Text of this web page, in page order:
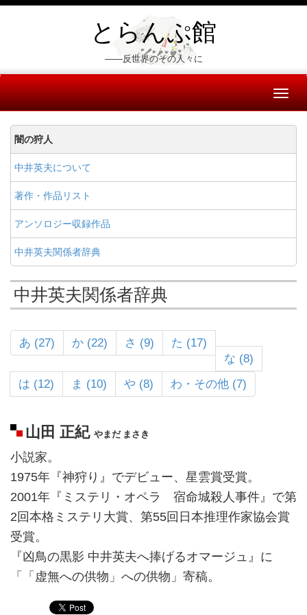
とらんぷ館
――反世界のその人々に
闇の狩人
中井英夫について
著作・作品リスト
アンソロジー収録作品
中井英夫関係者辞典
中井英夫関係者辞典
あ (27) か (22) さ (9)
た (17)
な (8)
は (12)
ま (10) や (8) わ・その他 (7)
山田 正紀やまだ まさき
小説家。
1975年『神狩り』でデビュー、星雲賞受賞。
2001年『ミステリ・オペラ 宿命城殺人事件』で第
2回本格ミステリ大賞、第55回日本推理作家協会賞
受賞。
『凶鳥の黒影 中井英夫へ捧げるオマージュ』に
「「虚無への供物」への供物」寄稿。